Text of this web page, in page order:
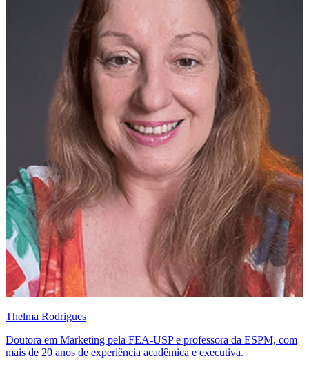
Thelma Rodrigues
Doutora em Marketing pela FEA-USP e professora da ESPM, com
mais de 20 anos de experiência acadêmica e executiva.